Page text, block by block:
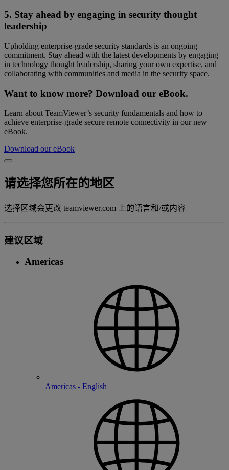
5. Stay ahead by engaging in security thought
leadership
Upholding enterprise-grade security standards is an ongoing
commitment. Stay ahead with the latest developments by engaging
in technology thought leadership, sharing your own expertise, and
collaborating with communities and media in the security space.
Want to know more? Download our eBook.
Learn about TeamViewer’s security fundamentals and how to
achieve enterprise-grade secure remote connectivity in our new
eBook.
Download our eBook
请选择您所在的地区
选择区域会更改 teamviewer.com 上的语言和/或内容
建议区域
Americas
Americas - English